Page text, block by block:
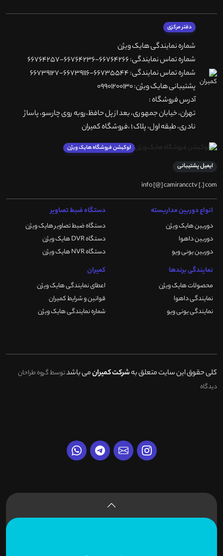
دفتر مرکزی
شماره نمایندگی هایک ویژن
شماره تماس نمایندگی: 66764266-66764236-66764257
شماره تماس نمایندگی: 66735544-66739116-66739127
پشتیبانی هایک ویژن: 09901200130
آدرس فروشگاه :
تهران، خيابان جمهوری، بعد از پل حافظ،روبه روی چارسو، پاساژ
نادری، طبقه اول، پلاک 1 ،فروشگاه کمیران
لوکیشن فروشگاه هایک ویژن
ایمیل پشتیبانی
info [@] camirancctv [.] com
انواع دوربین مداربسته
دوربین هایک ویژن
دوربین داهوا
دوربین یونی ویو
دستگاه ضبط تصاویر
دستگاه ضبط تصاویر هایک ویژن
دستگاه DVR هایک ویژن
دستگاه NVR هایک ویژن
نمایندگی برندها
محصولات هایک ویژن
نمایندگی داهوا
نمایندگی یونی ویو
کمیران
اعطای نمایندگی هایک ویژن
قوانین و شرایط کمیران
شماره نمایندگی هایک ویژن
کلی حقوق این سایت متعلق بهشرکت کمیرانمی باشدتوسط گروه طراحان
دیدگاه